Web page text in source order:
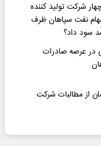
شرکت تولید کننده
سهام نفت سپاهان ظرف
عرصه صادرات
تومان از مطالبات شرکت